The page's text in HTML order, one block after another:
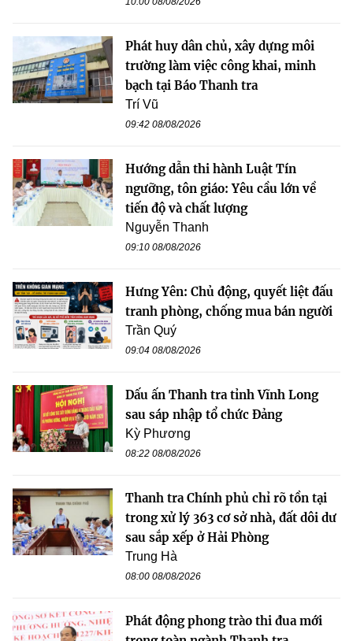
Phát huy dân chủ, xây dựng môi
trường làm việc công khai, minh
bạch tại Báo Thanh tra
Trí Vũ
09:42 08/08/2026
Hướng dẫn thi hành Luật Tín
ngưỡng, tôn giáo: Yêu cầu lớn về
tiến độ và chất lượng
Nguyễn Thanh
09:10 08/08/2026
Hưng Yên: Chủ động, quyết liệt đấu
tranh phòng, chống mua bán người
Trần Quý
09:04 08/08/2026
Dấu ấn Thanh tra tỉnh Vĩnh Long
sau sáp nhập tổ chức Đảng
Kỳ Phương
08:22 08/08/2026
Thanh tra Chính phủ chỉ rõ tồn tại
trong xử lý 363 cơ sở nhà, đất dôi dư
sau sắp xếp ở Hải Phòng
Trung Hà
08:00 08/08/2026
Phát động phong trào thi đua mới